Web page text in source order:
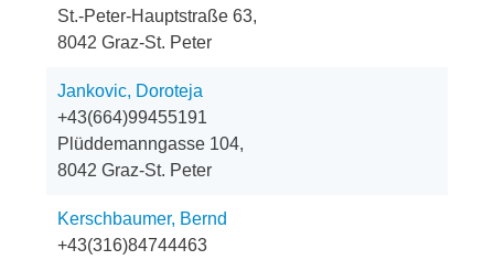
St.-Peter-Hauptstraße 63,
8042 Graz-St. Peter
Jankovic, Doroteja
+43(664)99455191
Plüddemanngasse 104,
8042 Graz-St. Peter
Kerschbaumer, Bernd
+43(316)84744463